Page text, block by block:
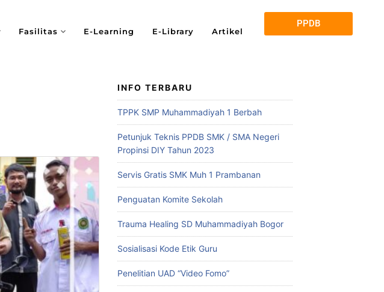
Fasilitas E-Learning E-Library Artikel
PPDB
INFO TERBARU
TPPK SMP Muhammadiyah 1 Berbah
Petunjuk Teknis PPDB SMK / SMA Negeri
Propinsi DIY Tahun 2023
Servis Gratis SMK Muh 1 Prambanan
Penguatan Komite Sekolah
Trauma Healing SD Muhammadiyah Bogor
Sosialisasi Kode Etik Guru
Penelitian UAD “Video Fomo”